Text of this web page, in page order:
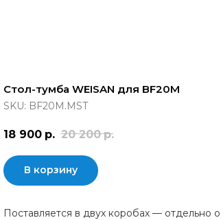
Стол-тумба WEISAN для BF20M
SKU: BF20M.MST
18 900 р. 20 200 р.
В корзину
Поставляется в двух коробах — отдельно